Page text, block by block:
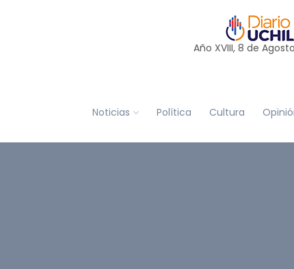
Año XVIII, 8 de Agosto
Noticias Política Cultura